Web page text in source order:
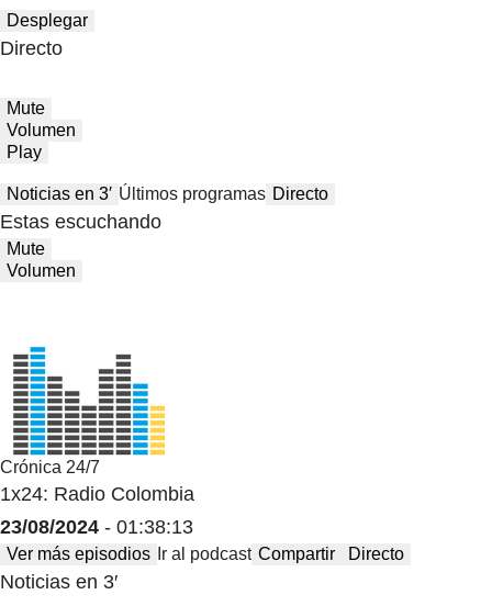
Desplegar
Directo
Mute
Volumen
Play
Noticias en 3′ Últimos programas Directo
Estas escuchando
Mute
Volumen
Crónica 24/7
1x24: Radio Colombia
23/08/2024 - 01:38:13
Ver más episodios Ir al podcast Compartir Directo
Noticias en 3′